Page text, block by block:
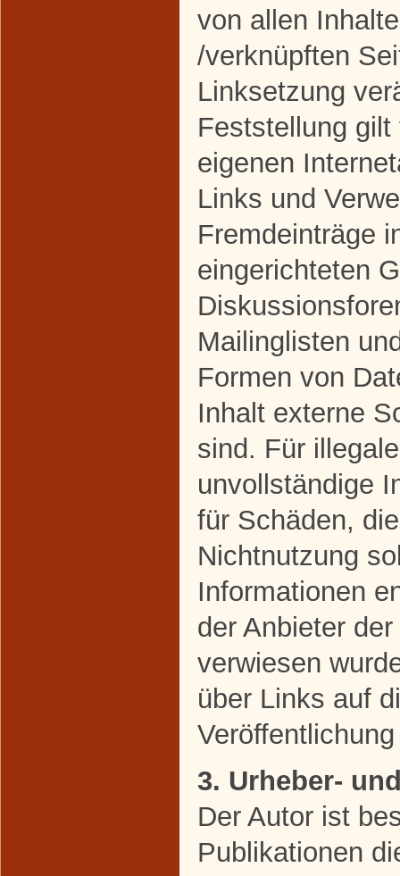
von allen
/verknüpften
Linksetzung
Feststellung
eigenen
Links und
Fremdeinträge
eingerichteten
Mailinglisten
Formen von
Inhalt externe
sind. Für
unvollständige
für Schäden,
Nichtnutzung
Informationen
der Anbieter
verwiesen
über Links auf
3. Urheber-
Der Autor ist
Publikationen